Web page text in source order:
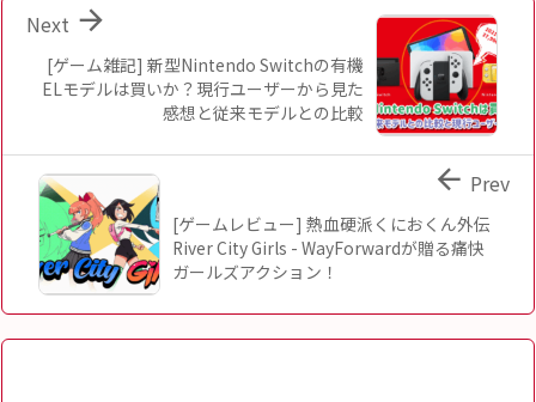
[ゲーム雑記] 新型Nintendo Switchの有機
ELモデルは買いか？現行ユーザーから見た
感想と従来モデルとの比較

Next
[ゲームレビュー] 熱血硬派くにおくん外伝
River City Girls - WayForwardが贈る痛快
ガールズアクション！
 Prev